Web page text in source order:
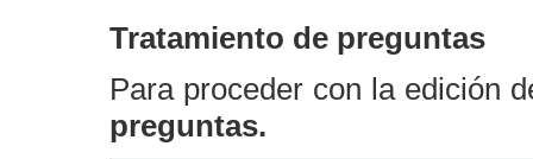
Tratamiento de preguntas
Para proceder con la edición
preguntas.